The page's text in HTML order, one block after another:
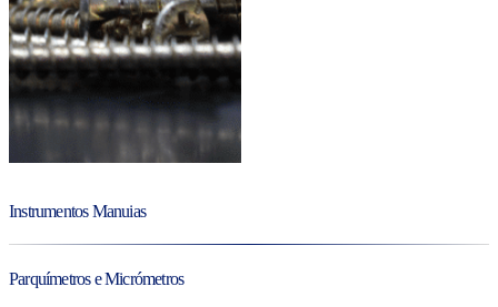
Instrumentos Manuias
Parquímetros e Micrómetros